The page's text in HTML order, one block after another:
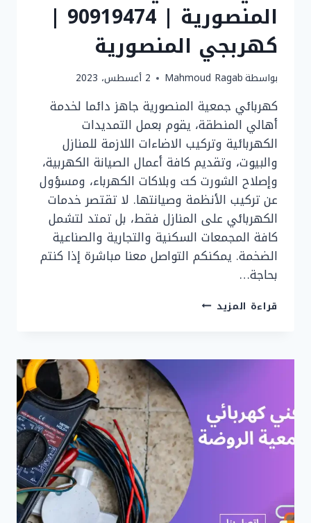
المنصورية | 90919474 |
كهربجي المنصورية
بواسطةMahmoud Ragab 2 أغسطس، 2023
كهربائي جمعية المنصورية جاهز دائما لخدمة
أهالي المنطقة، يقوم بعمل التمديدات
الكهربائية وتركيب الاضاءات اللازمة للمنازل
والبيوت، وتقديم كافة أعمال الصيانة الكهربية،
وإصلاح الشورت كت وبلاكات الكهرباء، ومسؤول
عن تركيب الأنظمة وصيانتها. لا تقتصر خدمات
الكهربائي على المنازل فقط، بل تمتد لتشمل
كافة المجمعات السكنية والتجارية والصناعية
الضخمة. يمكنكم التواصل معنا مباشرة إذا كنتم
بحاجة…
قراءة المزيد فني
|
كهربجي
المنصورية